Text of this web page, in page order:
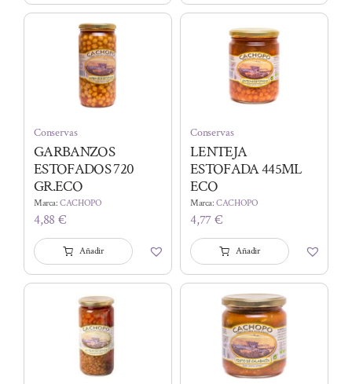
Conservas
GARBANZOS
ESTOFADOS 720
GR.ECO
Marca:CACHOPO
4,88€
Añadir
Conservas
LENTEJA
ESTOFADA 445ML
ECO
Marca:CACHOPO
4,77€
Añadir